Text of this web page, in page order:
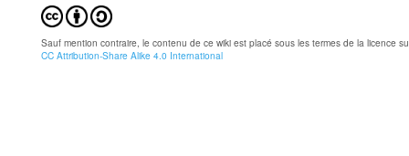
Sauf mention contraire, le contenu de ce wiki est placé sous les termes de la licence
CC Attribution-Share Alike 4.0 International